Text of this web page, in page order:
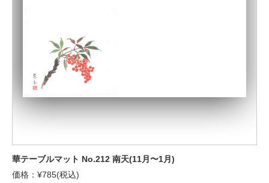
華テーブルマット No.212 南天(11月〜1月)
価格：¥785(税込)